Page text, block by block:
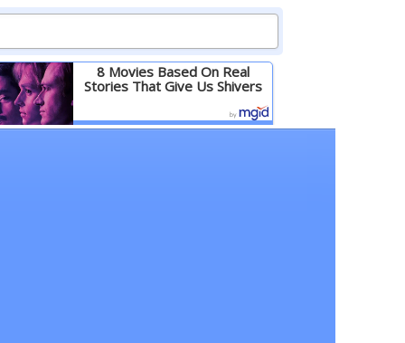
8 Movies Based On Real
Stories That Give Us Shivers
Детальніше